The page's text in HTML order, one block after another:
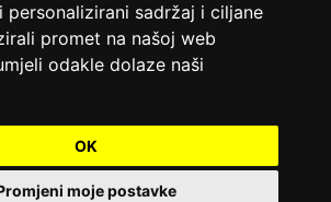
personalizirani sadržaj i ciljane
promet na našoj web
odakle dolaze naši
OK
moje postavke